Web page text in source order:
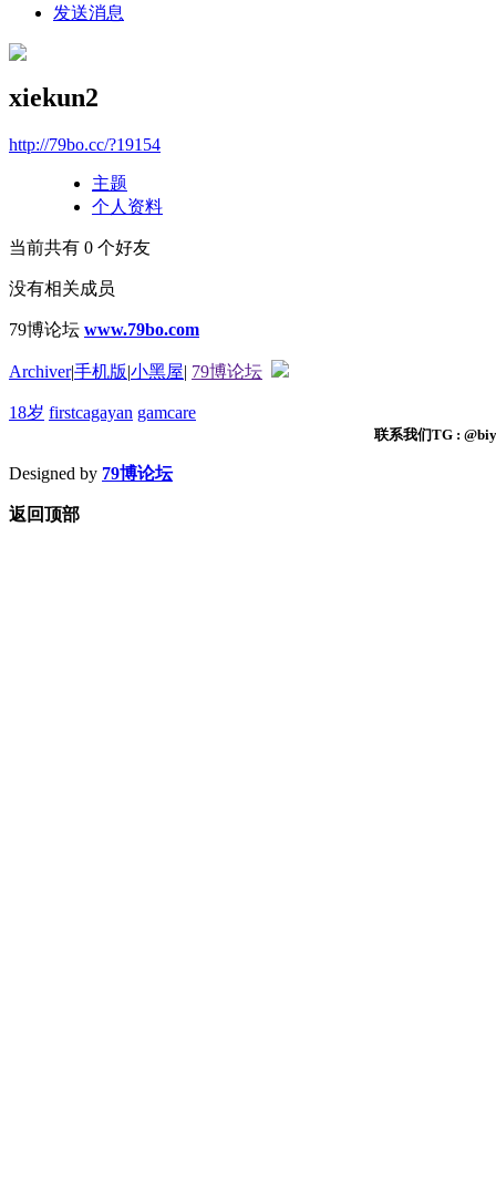
发送消息
xiekun2
http://79bo.cc/?19154
主题
个人资料
当前共有 0 个好友
没有相关成员
79博论坛 www.79bo.com
Archiver|手机版|小黑屋| 79博论坛
18岁 firstcagayan gamcare
联系我们TG :
Designed by 79博论坛
返回顶部